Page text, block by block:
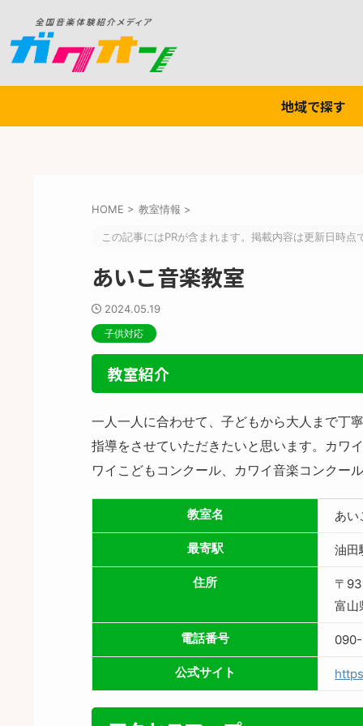
地域で探す
HOME > 教室情報 >
この記事にはPRが含まれます。掲載内容は更新日時点
あいこ音楽教室
2024.05.19
子供対応
教室紹介
一人一人に合わせて、子どもから大人まで丁
指導をさせていただきたいと思います。カワ
ワイこどもコンクール、カワイ音楽コンクー
教室名 あい
最寄駅 油田
住所
〒
富山
電話番号
公式サイト